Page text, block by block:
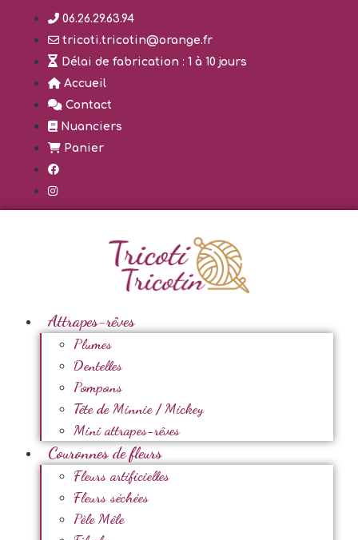
contenu
06.26.29.63.94
tricoti.tricotin@orange.fr
Délai de fabrication : 1 à 10 jours
Accueil
Contact
Nuanciers
Panier
Attrapes-rêves
Plumes
Dentelles
Pompons
Tête de Minnie / Mickey
Mini attrapes-rêves
Couronnes de fleurs
Fleurs artificielles
Fleurs séchées
Pèle Mêle